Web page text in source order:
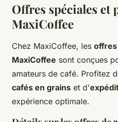
Offres spéciales et
MaxiCoffee
Chez MaxiCoffee, les
MaxiCoffee sont conçues
amateurs de café. Profitez
cafés en grains et d'
expérience optimale.